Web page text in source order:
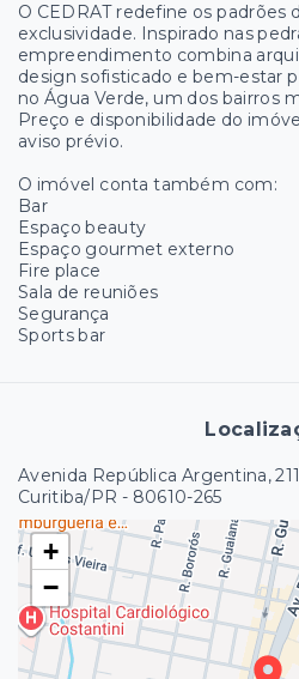
O CEDRAT redefine os padrões
exclusividade. Inspirado nas
empreendimento combina
design sofisticado e bem-estar
no Água Verde, um dos bairros
Preço e disponibilidade do
aviso prévio.
O imóvel conta também com:
Bar
Espaço beauty
Espaço gourmet externo
Fire place
Sala de reuniões
Segurança
Sports bar
Avenida República Argentina,
Curitiba/PR - 80610-265
+
−